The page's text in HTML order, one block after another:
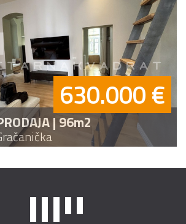
| 96m2
630.000 €